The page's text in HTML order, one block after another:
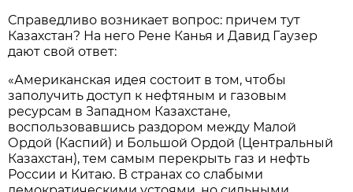
Справедливо возникает вопрос: причем тут
Казахстан? На него Рене Канья и Давид Гаузер
дают свой ответ:
«Американская идея состоит в том, чтобы
заполучить доступ к нефтяным и газовым
ресурсам в Западном Казахстане,
воспользовавшись раздором между Малой
Ордой (Каспий) и Большой Ордой (Центральный
Казахстан), тем самым перекрыть газ и нефть
России и Китаю. В странах со слабыми